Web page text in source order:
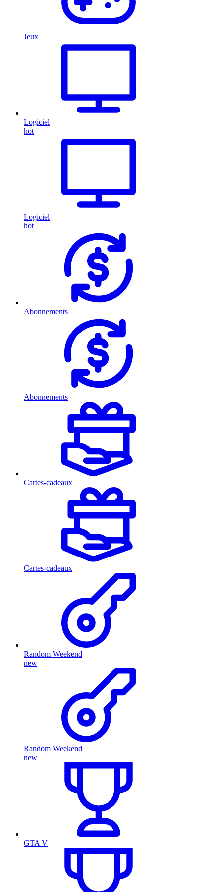
Jeux
Logiciel
hot
Logiciel
hot
Abonnements
Abonnements
Cartes-cadeaux
Cartes-cadeaux
Random Weekend
new
Random Weekend
new
GTA V